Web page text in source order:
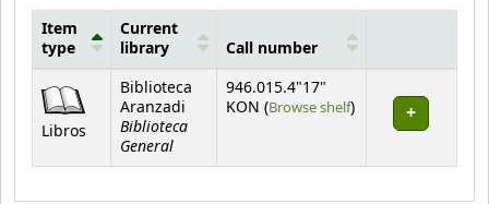
Item
type
Current
library
Call number
Libros
Biblioteca
Aranzadi
Biblioteca
General
946.015.4"17"
KON (Browse shelf(Opens below)
)